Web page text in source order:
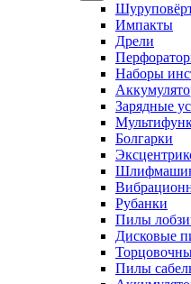
Импакты
Дрели
Наборы
Зарядные
Болгарки
Рубанки
Пилы
Дисковые
Пилы